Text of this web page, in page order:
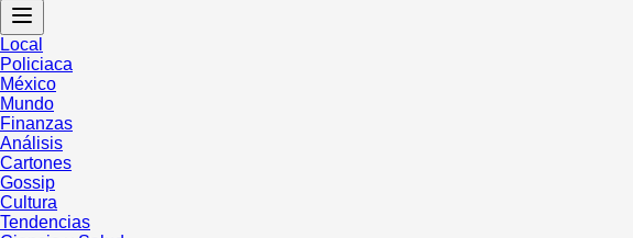
Local
Policiaca
México
Mundo
Finanzas
Análisis
Cartones
Gossip
Cultura
Tendencias